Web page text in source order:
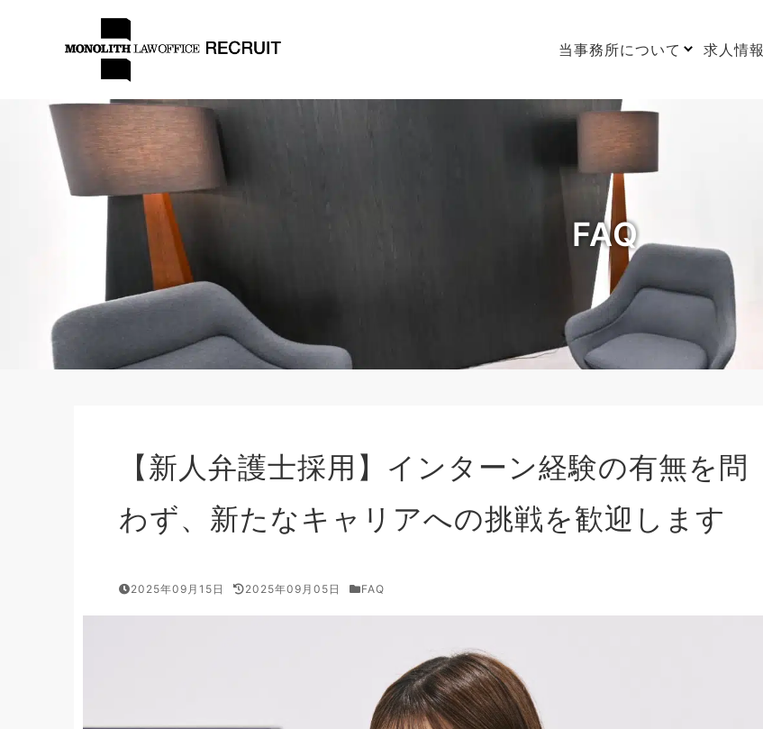
当事務所について 求人情報
FAQ
【新人弁護士採用】インターン経験の有無を問
わず、新たなキャリアへの挑戦を歓迎します
2025年09月15日 2025年09月05日 FAQ